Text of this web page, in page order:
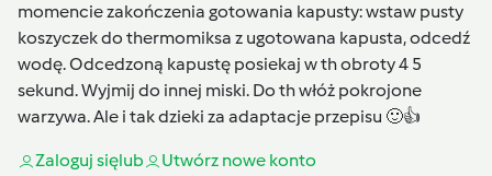
momencie zakończenia gotowania kapusty: wstaw pusty
koszyczek do thermomiksa z ugotowana kapusta, odcedź
wodę. Odcedzoną kapustę posiekaj w th obroty 4 5
sekund. Wyjmij do innej miski. Do th włóż pokrojone
warzywa. Ale i tak dzieki za adaptacje przepisu 🙂👍
Zaloguj sięlub Utwórz nowe konto